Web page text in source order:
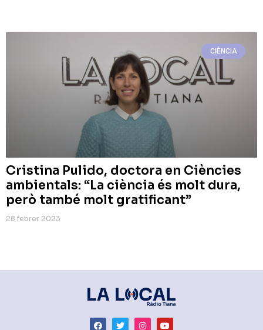
CIÈNCIA
Cristina Pulido, doctora en Ciències
ambientals: “La ciència és molt dura,
però també molt gratificant”
28 febrer 2023